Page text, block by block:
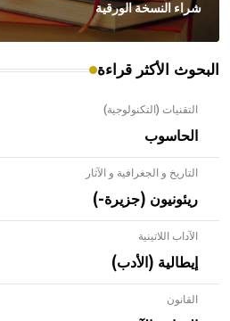
شراء النسخة الورقية
البحوث الأكثر قراءة
التقنيات (التكنولوجية)
الحاسوب
التاريخ و الجغرافية و الآثار
ريئونيون (جزيرة-)
الآداب اللاتينية
إيطالية (الأدب)
القانون- هل تعلم أن الأبلق نوع من